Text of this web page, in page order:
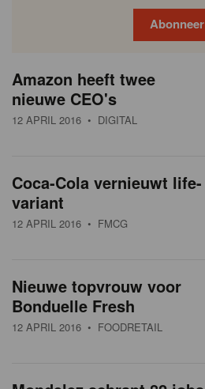
Abonneer
N
e
w
s
v
e
Amazon heeft twee
nieuwe CEO's
12 APRIL 2016 • DIGITAL
Coca-Cola vernieuwt life-
variant
12 APRIL 2016 • FMCG
Nieuwe topvrouw voor
Bonduelle Fresh
12 APRIL 2016 • FOODRETAIL
P
a
g
a
t
i
Vorige
Page
Page
Page
Page
Current
page
Page
Page
Page
Page
Volgende
academy
society